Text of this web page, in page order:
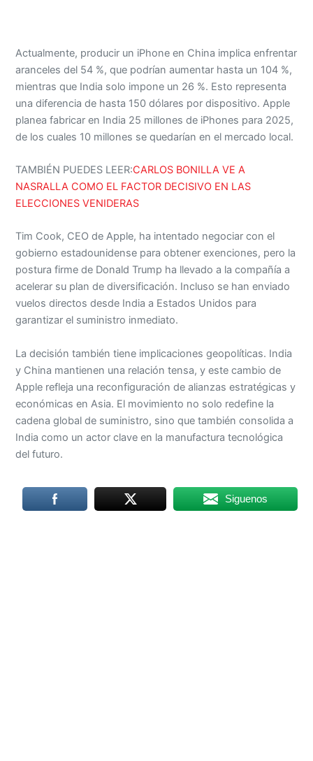
Actualmente, producir un iPhone en China implica enfrentar
aranceles del 54 %, que podrían aumentar hasta un 104 %,
mientras que India solo impone un 26 %. Esto representa
una diferencia de hasta 150 dólares por dispositivo. Apple
planea fabricar en India 25 millones de iPhones para 2025,
de los cuales 10 millones se quedarían en el mercado local.
TAMBIÉN PUEDES LEER:CARLOS BONILLA VE A
NASRALLA COMO EL FACTOR DECISIVO EN LAS
ELECCIONES VENIDERAS
Tim Cook, CEO de Apple, ha intentado negociar con el
gobierno estadounidense para obtener exenciones, pero la
postura firme de Donald Trump ha llevado a la compañía a
acelerar su plan de diversificación. Incluso se han enviado
vuelos directos desde India a Estados Unidos para
garantizar el suministro inmediato.
La decisión también tiene implicaciones geopolíticas. India
y China mantienen una relación tensa, y este cambio de
Apple refleja una reconfiguración de alianzas estratégicas y
económicas en Asia. El movimiento no solo redefine la
cadena global de suministro, sino que también consolida a
India como un actor clave en la manufactura tecnológica
del futuro.
Siguenos